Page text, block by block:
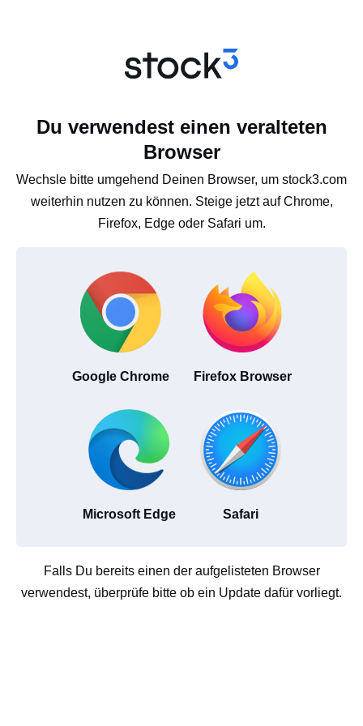
Du verwendest einen veralteten
Browser
Wechsle bitte umgehend Deinen Browser, um stock3.com
weiterhin nutzen zu können. Steige jetzt auf Chrome,
Firefox, Edge oder Safari um.
Google Chrome Firefox Browser
Microsoft Edge Safari
Falls Du bereits einen der aufgelisteten Browser
verwendest, überprüfe bitte ob ein Update dafür vorliegt.